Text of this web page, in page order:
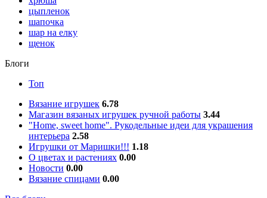
цыпленок
шапочка
шар на елку
щенок
Блоги
Топ
Вязание игрушек 6.78
Магазин вязаных игрушек ручной работы 3.44
"Home, sweet home". Рукодельные идеи для украшения
интерьера 2.58
Игрушки от Маришки!!! 1.18
О цветах и растениях 0.00
Новости 0.00
Вязание спицами 0.00